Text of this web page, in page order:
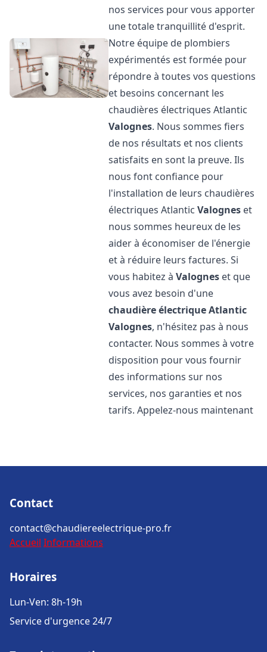
nos services pour vous apporter
une totale tranquillité d'esprit.
Notre équipe de plombiers
expérimentés est formée pour
répondre à toutes vos questions
et besoins concernant les
chaudières électriques Atlantic
Valognes. Nous sommes fiers
de nos résultats et nos clients
satisfaits en sont la preuve. Ils
nous font confiance pour
l'installation de leurs chaudières
électriques AtlanticValognes et
nous sommes heureux de les
aider à économiser de l'énergie
et à réduire leurs factures. Si
vous habitez àValognes et que
vous avez besoin d'une
chaudière électrique Atlantic
Valognes, n'hésitez pas à nous
contacter. Nous sommes à votre
disposition pour vous fournir
des informations sur nos
services, nos garanties et nos
tarifs. Appelez-nous maintenant
Contact
contact@chaudiereelectrique-pro.fr
Accueil Informations
Horaires
Lun-Ven: 8h-19h
Service d'urgence 24/7